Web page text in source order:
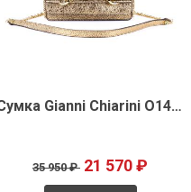
Быстрый просмотр Сумка Gianni Chiarini O1446
35 950 ₽ 21 570 ₽